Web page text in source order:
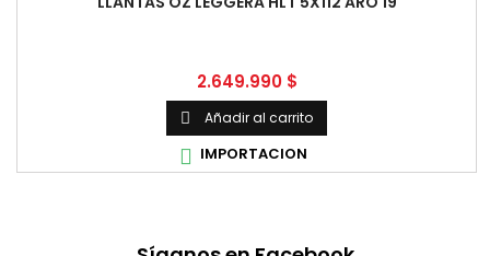
Precio
2.649.990 $
 Añadir al carrito
 IMPORTACION